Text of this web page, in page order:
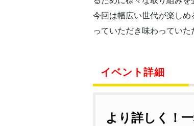
今回は幅広い世代が楽し
っていただき味わっていた
イベント詳細
より詳しく！